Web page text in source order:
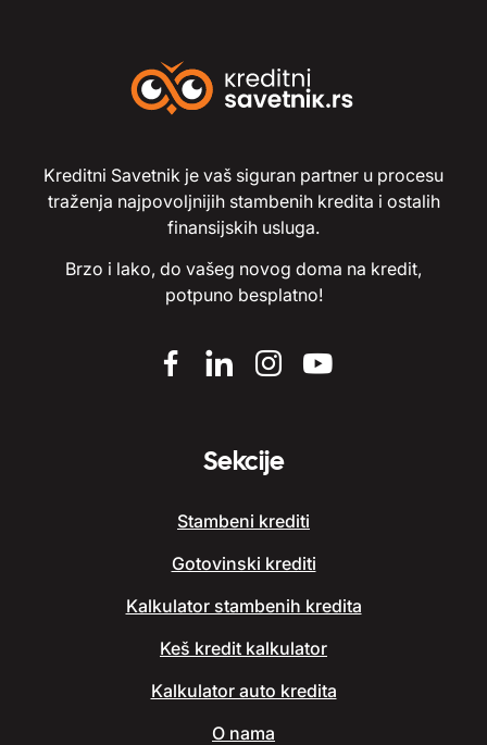
Kreditni Savetnik je vaš siguran partner u procesu
traženja najpovoljnijih stambenih kredita i ostalih
finansijskih usluga.
Brzo i lako, do vašeg novog doma na kredit,
potpuno besplatno!
Sekcije
Stambeni krediti
Gotovinski krediti
Kalkulator stambenih kredita
Keš kredit kalkulator
Kalkulator auto kredita
O nama